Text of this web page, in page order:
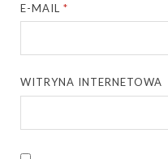
E-MAIL*
WITRYNA INTERNETOWA